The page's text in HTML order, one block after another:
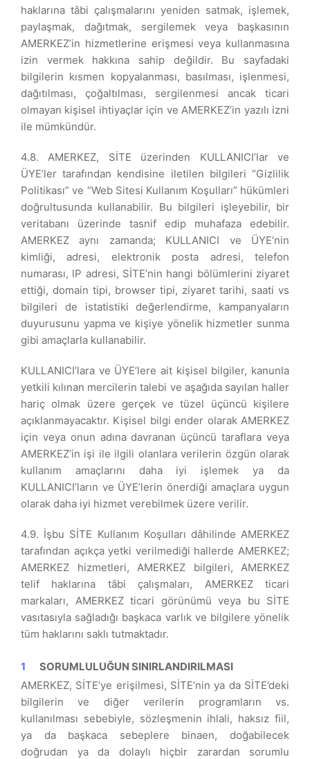
haklarına tâbi çalışmalarını yeniden satmak, işlemek,
paylaşmak, dağıtmak, sergilemek veya başkasının
AMERKEZ’in hizmetlerine erişmesi veya kullanmasına
izin vermek hakkına sahip değildir. Bu sayfadaki
bilgilerin kısmen kopyalanması, basılması, işlenmesi,
dağıtılması, çoğaltılması, sergilenmesi ancak ticari
olmayan kişisel ihtiyaçlar için ve AMERKEZ’in yazılı izni
ile mümkündür.
4.8. AMERKEZ, SİTE üzerinden KULLANICI’lar ve
ÜYE’ler tarafından kendisine iletilen bilgileri “Gizlilik
Politikası” ve “Web Sitesi Kullanım Koşulları” hükümleri
doğrultusunda kullanabilir. Bu bilgileri işleyebilir, bir
veritabanı üzerinde tasnif edip muhafaza edebilir.
AMERKEZ aynı zamanda; KULLANICI ve ÜYE’nin
kimliği, adresi, elektronik posta adresi, telefon
numarası, IP adresi, SİTE’nin hangi bölümlerini ziyaret
ettiği, domain tipi, browser tipi, ziyaret tarihi, saati vs
bilgileri de istatistiki değerlendirme, kampanyaların
duyurusunu yapma ve kişiye yönelik hizmetler sunma
gibi amaçlarla kullanabilir.
KULLANICI’lara ve ÜYE’lere ait kişisel bilgiler, kanunla
yetkili kılınan mercilerin talebi ve aşağıda sayılan haller
hariç olmak üzere gerçek ve tüzel üçüncü kişilere
açıklanmayacaktır. Kişisel bilgi ender olarak AMERKEZ
için veya onun adına davranan üçüncü taraflara veya
AMERKEZ’in işi ile ilgili olanlara verilerin özgün olarak
kullanım amaçlarını daha iyi işlemek ya da
KULLANICI’ların ve ÜYE’lerin önerdiği amaçlara uygun
olarak daha iyi hizmet verebilmek üzere verilir.
4.9. İşbu SİTE Kullanım Koşulları dâhilinde AMERKEZ
tarafından açıkça yetki verilmediği hallerde AMERKEZ;
AMERKEZ hizmetleri, AMERKEZ bilgileri, AMERKEZ
telif haklarına tâbi çalışmaları, AMERKEZ ticari
markaları, AMERKEZ ticari görünümü veya bu SİTE
vasıtasıyla sağladığı başkaca varlık ve bilgilere yönelik
tüm haklarını saklı tutmaktadır.
SORUMLULUĞUN SINIRLANDIRILMASI
AMERKEZ, SİTE’ye erişilmesi, SİTE’nin ya da SİTE’deki
bilgilerin ve diğer verilerin programların vs.
kullanılması sebebiyle, sözleşmenin ihlali, haksız fiil,
ya da başkaca sebeplere binaen, doğabilecek
doğrudan ya da dolaylı hiçbir zarardan sorumlu